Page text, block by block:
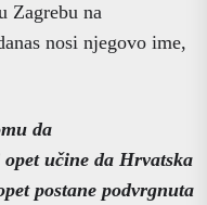
Zagrebu na
nosi njegovo ime,
da
učine da Hrvatska
postane podvrgnuta